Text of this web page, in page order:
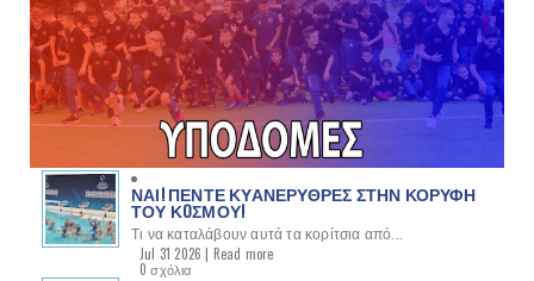
ΝΑΙ! ΠΕΝΤΕ ΚΥΑΝΕΡΥΘΡΕΣ ΣΤΗΝ ΚΟΡΥΦΗ
ΤΟΥ ΚOΣΜΟΥ!
Τι να καταλάβουν αυτά τα κορίτσια από...
Jul 31 2026 | Read more
0 σχόλια